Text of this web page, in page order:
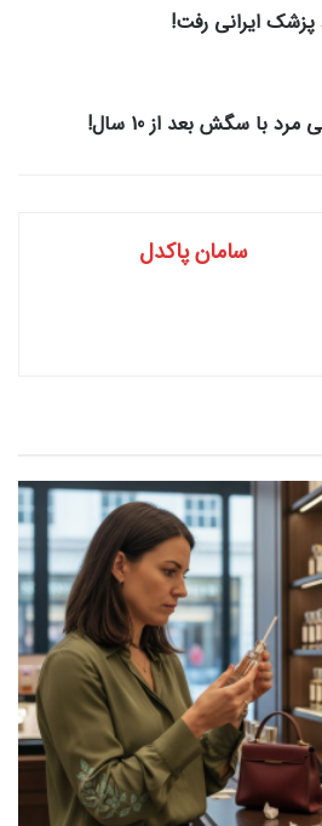
پزشک ایرانی رفت!
با سگش بعد از 10 سال!
سامان پاکدل